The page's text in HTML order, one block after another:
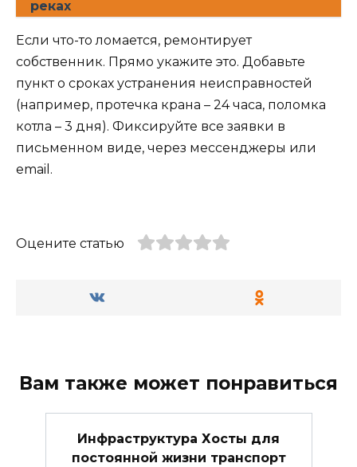
реках
Если что-то ломается, ремонтирует
собственник. Прямо укажите это. Добавьте
пункт о сроках устранения неисправностей
(например, протечка крана – 24 часа, поломка
котла – 3 дня). Фиксируйте все заявки в
письменном виде, через мессенджеры или
email.
Оцените статью
Вам также может понравиться
Инфраструктура Хосты для
постоянной жизни транспорт